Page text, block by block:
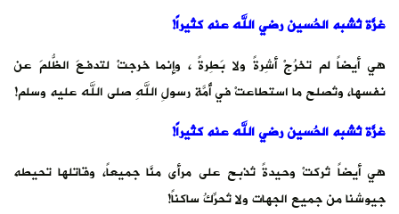
‏غزَّة تُشبه الحُسين رضي الله عنه كثيراً!
‏هي أيضاً لم تخرُجْ أشِرةً ولا بَطِرةً ، وإنما خرجتْ لتدفعَ الظُّلمَ عن
نفسها، وتُصلح ما استطاعتْ في أُمَّة رسولِ اللهِ صلى الله عليه وسلم!
‏غزَّة تُشبه الحُسين رضي الله عنه كثيراً!
‏هي أيضاً تُركتْ وحيدةً تُذبح على مرأى منَّا جميعاً، وقاتلها تحيطه
جيوشنا من جميع الجهات ولا تُحرِّكُ ساكناً!